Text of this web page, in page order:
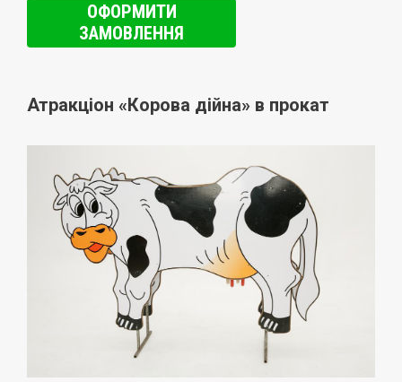
ОФОРМИТИ
ЗАМОВЛЕННЯ
Атракціон «Корова дійна» в прокат